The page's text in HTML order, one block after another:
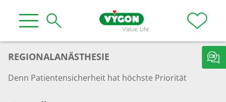
REGIONALANÄSTHESIE
Denn Patientensicherheit hat höchste Priorität